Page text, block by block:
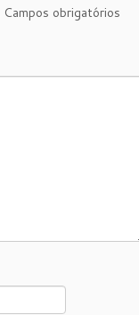
Campos obrigatórios